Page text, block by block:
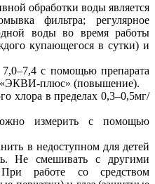
обработки воды является
фильтра; регулярное
воды во время работы
купающегося в сутки) и
с помощью препарата
плюс» (повышение).
хлора в пределах 0,3–0,5мг/
измерить с помощью
в недоступном для детей
Не смешивать с другими
работе со средством